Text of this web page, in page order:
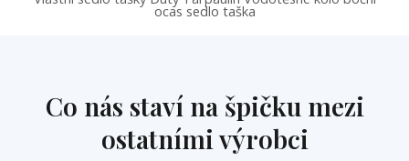
ocas sedlo taška
Co nás staví na špičku mezi
ostatními výrobci